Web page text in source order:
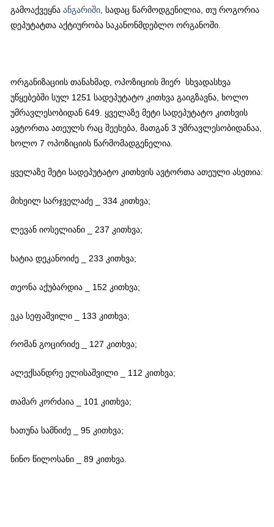
გამოაქვეყნაანგარიში , სადაც წარმოდგენილია, თუ როგორია
დეპუტატთა აქტიურობა საკანონმდებლო ორგანოში.
ორგანიზაციის თანახმად, ოპოზიციის მიერ სხვადასხვა
უწყებებში სულ 1251 სადეპუტატო კითხვა გაიგზავნა, ხოლო
უმრავლესობიდან 649. ყველაზე მეტი სადეპუტატო კითხვის
ავტორთა ათეულს რაც შეეხება, მათგან 3 უმრავლესობიდანაა,
ხოლო 7 ოპოზიციის წარმომადგენელია.
ყველაზე მეტი სადეპუტატო კითხვის ავტორთა ათეული ასეთია:
მიხეილ სარჯველაძე _ 334 კითხვა;
ლევან იოსელიანი _ 237 კითხვა;
ხატია დეკანოიძე _ 233 კითხვა;
თეონა აქუბარდია _ 152 კითხვა;
ეკა სეფაშვილი _ 133 კითხვა;
რომან გოცირიძე _ 127 კითხვა;
ალექსანდრე ელისაშვილი _ 112 კითხვა;
თამარ კორძაია _ 101 კითხვა;
ხათუნა სამნიძე _ 95 კითხვა;
ნინო წილოსანი _ 89 კითხვა.